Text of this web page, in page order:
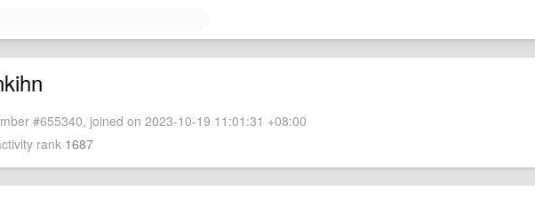
#655340, joined on 2023-10-19 11:01:31 +08:00
rank 1687